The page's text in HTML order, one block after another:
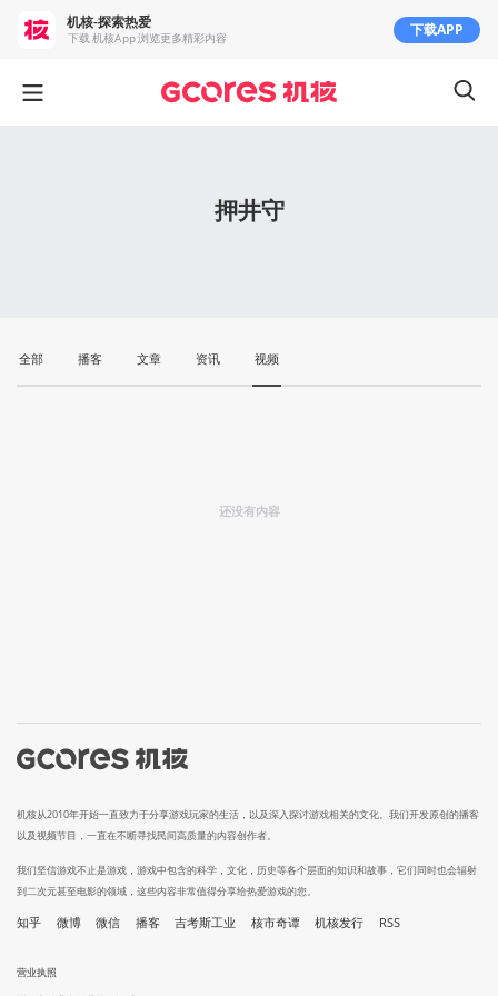
押井守
全部 播客 文章 资讯 视频
还没有内容
机核从2010年开始一直致力于分享游戏玩家的生活，以及深入探讨游戏相关的文化。我们开发原创的播客
以及视频节目，一直在不断寻找民间高质量的内容创作者。
我们坚信游戏不止是游戏，游戏中包含的科学，文化，历史等各个层面的知识和故事，它们同时也会辐射
到二次元甚至电影的领域，这些内容非常值得分享给热爱游戏的您。
知乎 微博 微信 播客 吉考斯工业 核市奇谭 机核发行 RSS
营业执照
机核-探索热爱
下载 机核App 浏览更多精彩内容 下载APP